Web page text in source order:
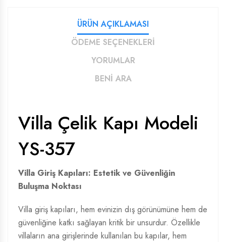
ÜRÜN AÇIKLAMASI
ÖDEME SEÇENEKLERİ
YORUMLAR
BENİ ARA
Villa Çelik Kapı Modeli
YS-357
Villa Giriş Kapıları: Estetik ve Güvenliğin
Buluşma Noktası
Villa giriş kapıları, hem evinizin dış görünümüne hem de
güvenliğine katkı sağlayan kritik bir unsurdur. Özellikle
villaların ana girişlerinde kullanılan bu kapılar, hem